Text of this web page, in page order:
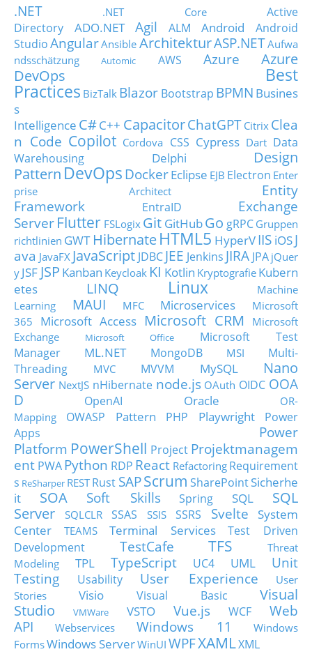
.NET .NET Core
Active
Directory
ADO.NET Agil ALM Android
Android
StudioAngularAnsible ArchitekturASP.NETAufwa
ndsschätzung
Automic AWS Azure
Azure
DevOps
Best
Practices BizTalk Blazor Bootstrap BPMN Busines
s
Intelligence C#C++ CapacitorChatGPT Citrix Clea
n Code Copilot Cordova CSS Cypress Dart Data
Warehousing
Delphi
Design
Pattern DevOps DockerEclipse EJB Electron Enter
prise Architect
Entity
Framework
EntraID
Exchange
Server Flutter FSLogix Git GitHubGo gRPC Gruppen
richtlinien GWT HibernateHTML5 HyperVIIS iOSJ
ava JavaFX JavaScript JDBC JEE Jenkins JIRA JPA jQuer
y JSF JSP Kanban Keycloak KI Kotlin Kryptografie Kubern
etes
LINQ Linux
Machine
Learning
MAUI MFC Microservices
Microsoft
365
Microsoft Access Microsoft CRM
Microsoft
Exchange
Microsoft Office
Microsoft Test
Manager
ML.NET MongoDB MSI
Multi-
Threading
MVC MVVM MySQL
Nano
Server NextJS nHibernate node.js OAuth OIDC OOA
D
OpenAI Oracle
OR-
Mapping
OWASP Pattern PHP Playwright
Power
Apps
Power
Platform PowerShell Project Projektmanagem
ent PWA Python RDP React Refactoring Requirement
s ReSharper RESTRust SAPScrum SharePointSicherhe
it
SOA Soft Skills Spring SQL
SQL
Server
SQLCLR SSAS SSIS SSRS Svelte
System
Center
TEAMS Terminal Services
Test Driven
Development
TestCafe TFS
Threat
Modeling
TPL TypeScript UC4 UML
Unit
Testing
Usability User Experience
User
Stories
Visio Visual Basic
Visual
Studio
VMWare VSTO Vue.js WCF
Web
API
Webservices Windows 11
Windows
FormsWindows ServerWinUI WPFXAMLXML